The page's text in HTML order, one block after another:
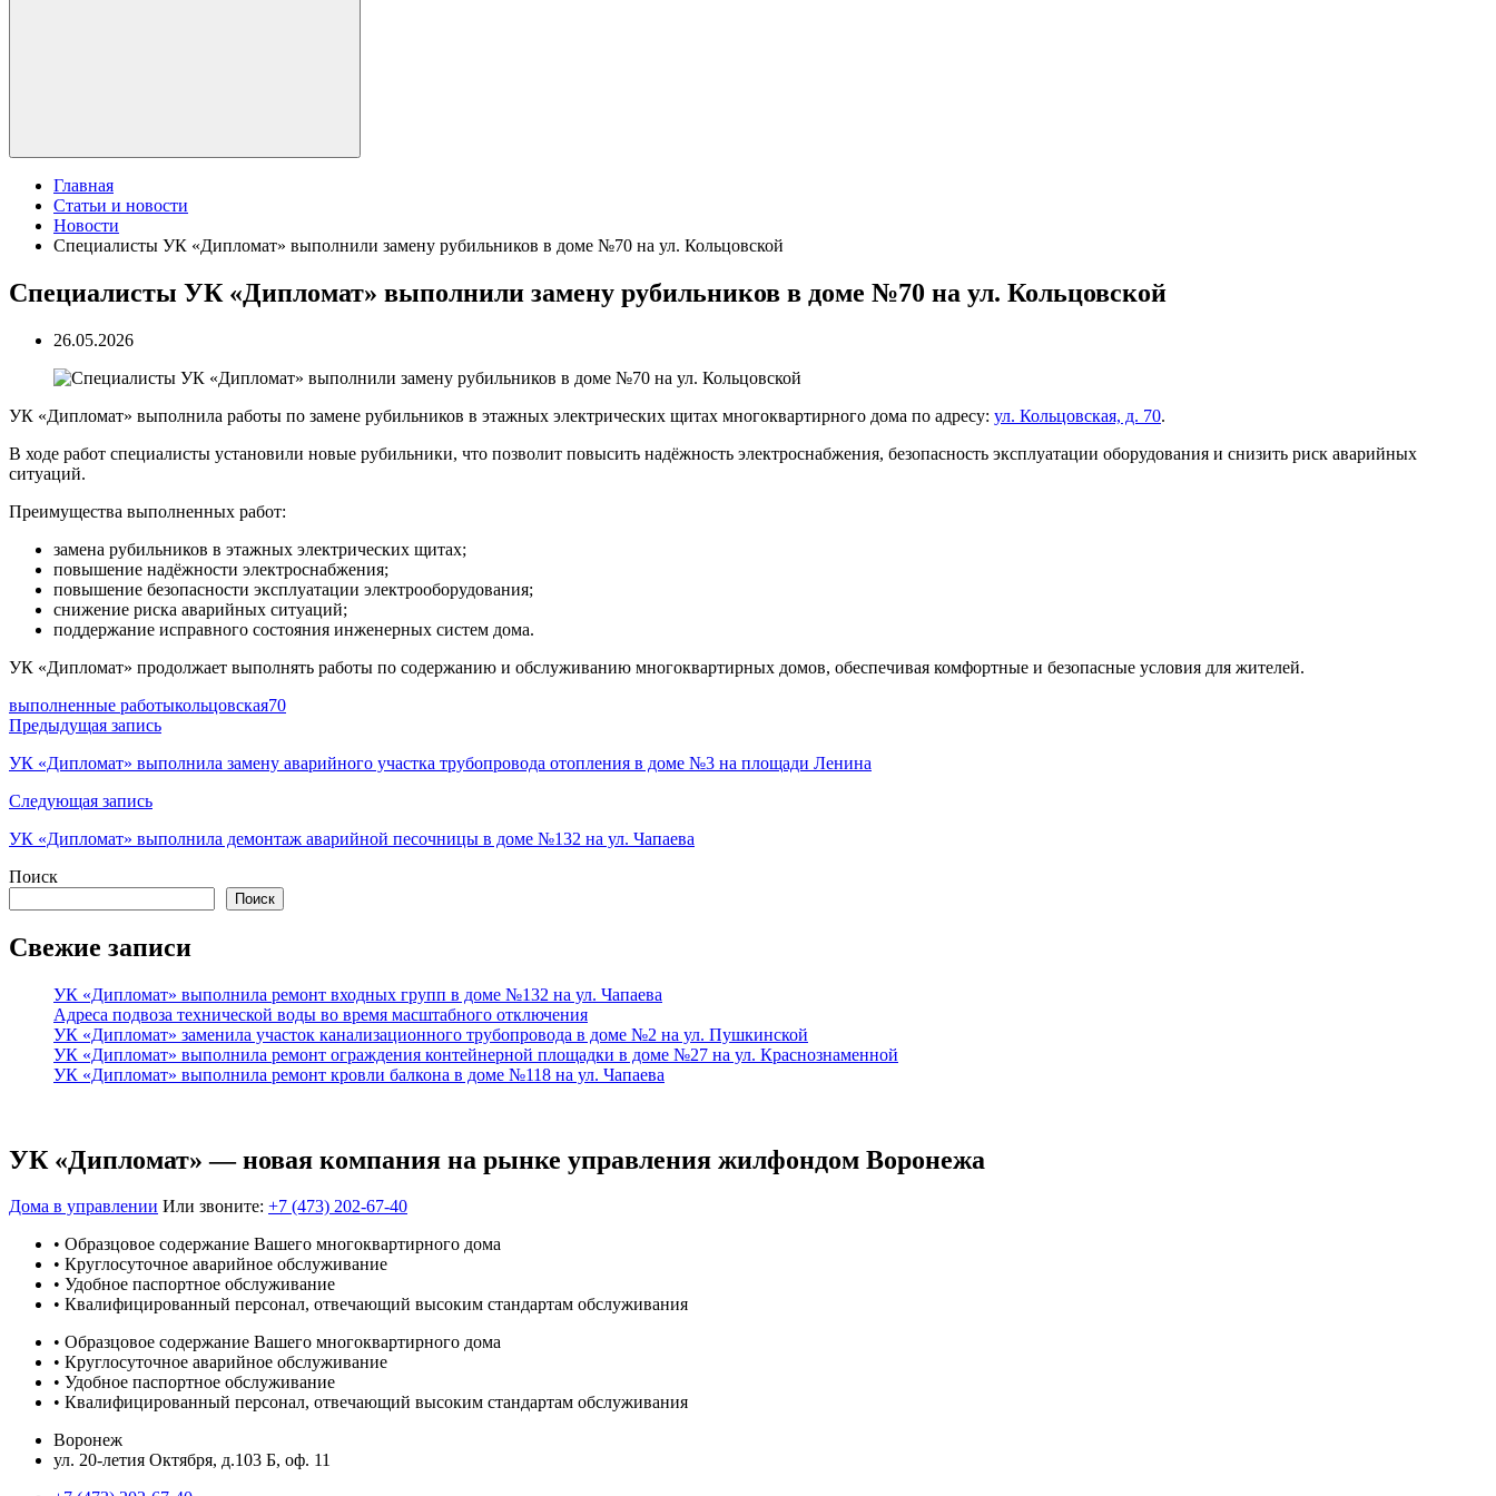
Главная
Статьи и новости
Новости
Специалисты УК «Дипломат» выполнили замену рубильников в доме №70 на ул. Кольцовской
Специалисты УК «Дипломат» выполнили замену рубильников в доме №70 на ул. Кольцовской
26.05.2026
УК «Дипломат» выполнила работы по замене рубильников в этажных электрических щитах многоквартирного дома по адресу: ул. Кольцовская, д. 70.
В ходе работ специалисты установили новые рубильники, что позволит повысить надёжность электроснабжения, безопасность эксплуатации оборудования и снизить риск аварийных
ситуаций.
Преимущества выполненных работ:
замена рубильников в этажных электрических щитах;
повышение надёжности электроснабжения;
повышение безопасности эксплуатации электрооборудования;
снижение риска аварийных ситуаций;
поддержание исправного состояния инженерных систем дома.
УК «Дипломат» продолжает выполнять работы по содержанию и обслуживанию многоквартирных домов, обеспечивая комфортные и безопасные условия для жителей.
выполненные работыкольцовская70
Навигация
по
записям
Предыдущая запись
УК «Дипломат» выполнила замену аварийного участка трубопровода отопления в доме №3 на площади Ленина
Следующая запись
УК «Дипломат» выполнила демонтаж аварийной песочницы в доме №132 на ул. Чапаева
Поиск
Поиск
Свежие записи
УК «Дипломат» выполнила ремонт входных групп в доме №132 на ул. Чапаева
Адреса подвоза технической воды во время масштабного отключения
УК «Дипломат» заменила участок канализационного трубопровода в доме №2 на ул. Пушкинской
УК «Дипломат» выполнила ремонт ограждения контейнерной площадки в доме №27 на ул. Краснознаменной
УК «Дипломат» выполнила ремонт кровли балкона в доме №118 на ул. Чапаева
УК «Дипломат» — новая компания на рынке управления жилфондом Воронежа
Дома в управлении Или звоните: +7 (473) 202-67-40
• Образцовое содержание Вашего многоквартирного дома
• Круглосуточное аварийное обслуживание
• Удобное паспортное обслуживание
• Квалифицированный персонал, отвечающий высоким стандартам обслуживания
• Образцовое содержание Вашего многоквартирного дома
• Круглосуточное аварийное обслуживание
• Удобное паспортное обслуживание
• Квалифицированный персонал, отвечающий высоким стандартам обслуживания
Воронеж
ул. 20-летия Октября, д.103 Б, оф. 11